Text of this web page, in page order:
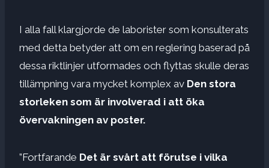
I alla fall klargjorde de laborister som konsulterats
med detta betyder att om en reglering baserad på
dessa riktlinjer utformades och flyttas skulle deras
tillämpning vara mycket komplex av Den stora
storleken som är involverad i att öka
övervakningen av poster.
”Fortfarande Det är svårt att förutse i vilka